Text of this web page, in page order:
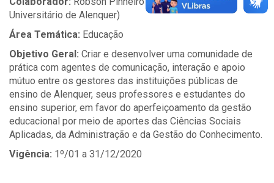
Universitário de Alenquer)
Área Temática: Educação
Objetivo Geral: Criar e desenvolver uma comunidade de
prática com agentes de comunicação, interação e apoio
mútuo entre os gestores das instituições públicas de
ensino de Alenquer, seus professores e estudantes do
ensino superior, em favor do aperfeiçoamento da gestão
educacional por meio de aportes das Ciências Sociais
Aplicadas, da Administração e da Gestão do Conhecimento.
Vigência: 1º/01 a 31/12/2020